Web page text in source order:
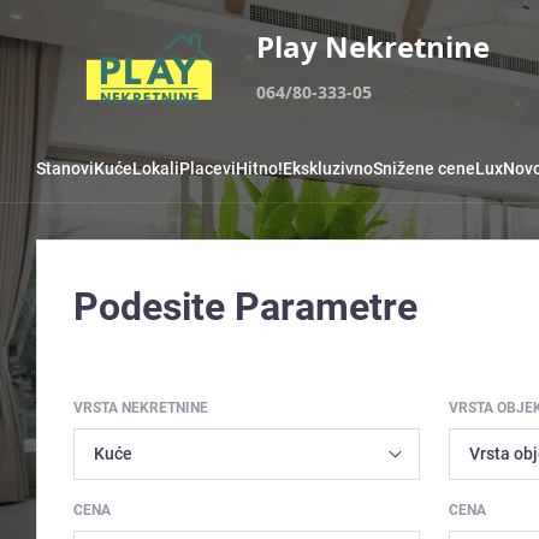
Play Nekretnine
064/80-333-05
StanoviKućeLokaliPlaceviHitno!EkskluzivnoSnižene ceneLux
Podesite Parametre
VRSTA NEKRETNINE VRSTA
CENA CENA